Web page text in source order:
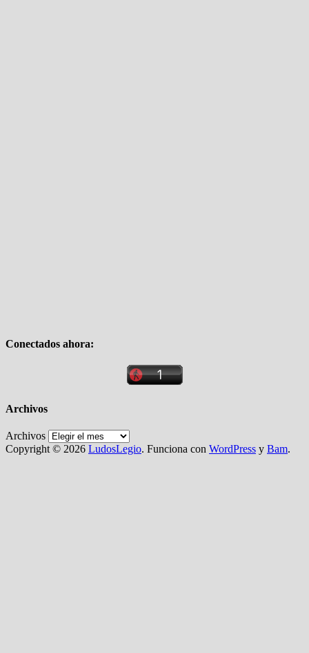
Conectados ahora:
Archivos
Archivos
Copyright © 2026 LudosLegio. Funciona con WordPress y Bam.